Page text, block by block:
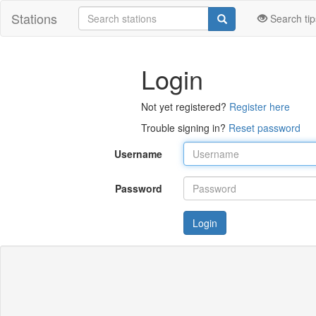
Stations Search
Login
Not yet registered? Register here
Trouble signing in? Reset password
Username
Password
Login